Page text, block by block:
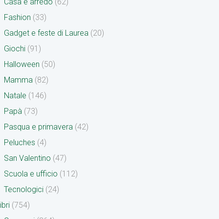
Fashion (33)
Gadget e feste di Laurea (20)
Giochi (91)
Halloween (50)
Mamma (82)
Natale (146)
Papà (73)
Pasqua e primavera (42)
Peluches (4)
San Valentino (47)
Scuola e ufficio (112)
Tecnologici (24)
(754)